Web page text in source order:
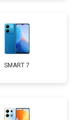
SMART 7